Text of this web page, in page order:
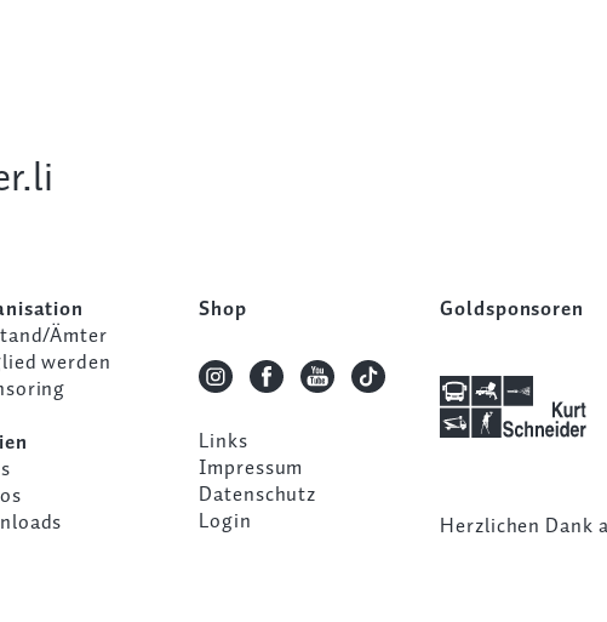
Ämter
werden
Shop
Links
Impressum
Datenschutz
Login
Goldsponsoren
Herzlichen Dank